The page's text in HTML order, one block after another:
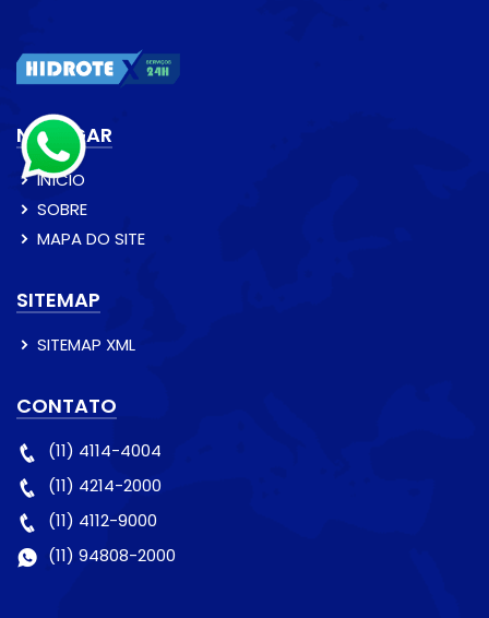
NAVEGAR
INÍCIO
SOBRE
MAPA DO SITE
SITEMAP
SITEMAP XML
CONTATO
(11) 4114-4004
(11) 4214-2000
(11) 4112-9000
(11) 94808-2000